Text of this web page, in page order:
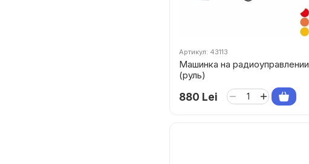
Артикул: 43113
Машинка на радиоуправлении
(руль)
880 Lei